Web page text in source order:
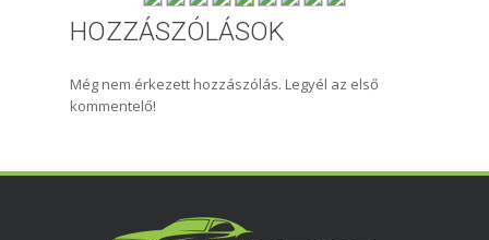
HOZZÁSZÓLÁSOK
Még nem érkezett hozzászólás. Legyél az első
kommentelő!